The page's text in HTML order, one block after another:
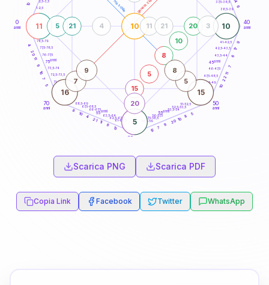
0
anni
40
anni
50
anni
60
70
anni
1-2,5
2,5-3,5
37,5-38,5
38,5-39
41-42,5
42,5-43,5
43,5-44
46-47,5
47,5-48,5
48,5-49
51-52,5
52,5-53,5
53,5-54
56-57,5
57,5-58,5
58,5-59
61-62,5
62,5-63,5
63,5-64
66-67,5
67,5-68,5
68,5-69
71-72,5
72,5-73,5
73,5-74
76-77,5
77,5-78,5
78,5-79
10
6
9
17
6
7
11
22
10
5
8
10
20
9
7
12
13
8
11
21
4
10
8
5
7
16
9
11
20
4
11 10
5
10
16 15
15
5
8
10
20
5 3
20
21 11 21
4
7
9
5
8
45anni
55anni
65anni
75anni
Scarica PNG Scarica PDF
Copia Link Facebook Twitter WhatsApp